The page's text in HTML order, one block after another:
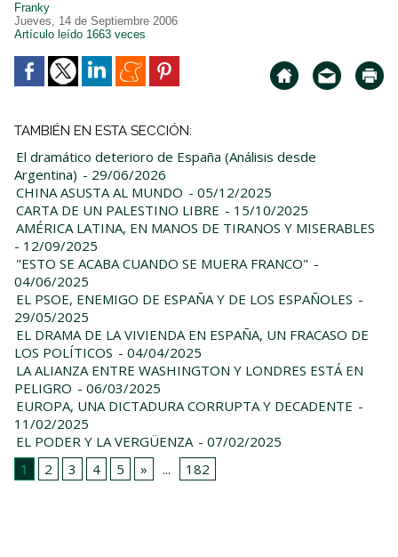
Franky
Jueves, 14 de Septiembre 2006
Artículo leído 1663 veces
TAMBIÉN EN ESTA SECCIÓN:
El dramático deterioro de España (Análisis desde
Argentina) - 29/06/2026
CHINA ASUSTA AL MUNDO - 05/12/2025
CARTA DE UN PALESTINO LIBRE - 15/10/2025
AMÉRICA LATINA, EN MANOS DE TIRANOS Y MISERABLES
- 12/09/2025
"ESTO SE ACABA CUANDO SE MUERA FRANCO" -
04/06/2025
EL PSOE, ENEMIGO DE ESPAÑA Y DE LOS ESPAÑOLES -
29/05/2025
EL DRAMA DE LA VIVIENDA EN ESPAÑA, UN FRACASO DE
LOS POLÍTICOS - 04/04/2025
LA ALIANZA ENTRE WASHINGTON Y LONDRES ESTÁ EN
PELIGRO - 06/03/2025
EUROPA, UNA DICTADURA CORRUPTA Y DECADENTE -
11/02/2025
EL PODER Y LA VERGÜENZA - 07/02/2025
1
2 3 4 5 » ... 182